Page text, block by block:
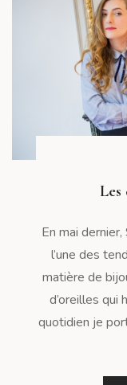
Les
En mai
l’une des
matière de
d’oreilles qui
quotidien je